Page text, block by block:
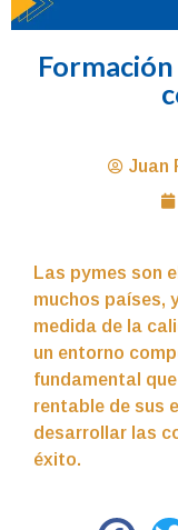
Juan
Las pymes son
muchos países,
medida de la
un entorno
fundamental
rentable de sus
desarrollar las
éxito.